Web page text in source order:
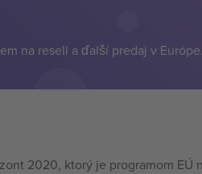
na resell a ďalší predaj v
2020, ktorý je programom EÚ